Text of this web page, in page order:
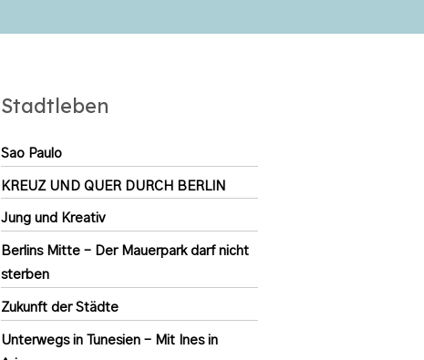
Stadtleben
Sao Paulo
KREUZ UND QUER DURCH BERLIN
Jung und Kreativ
Berlins Mitte – Der Mauerpark darf nicht
sterben
Zukunft der Städte
Unterwegs in Tunesien – Mit Ines in